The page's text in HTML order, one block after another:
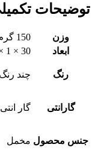
توضیحات
وزن
150 گرم
ابعاد
30 × 1 × 30 سانتیمتر
رنگ چند رنگ
گارانتی گار
جنس محصول مخمل